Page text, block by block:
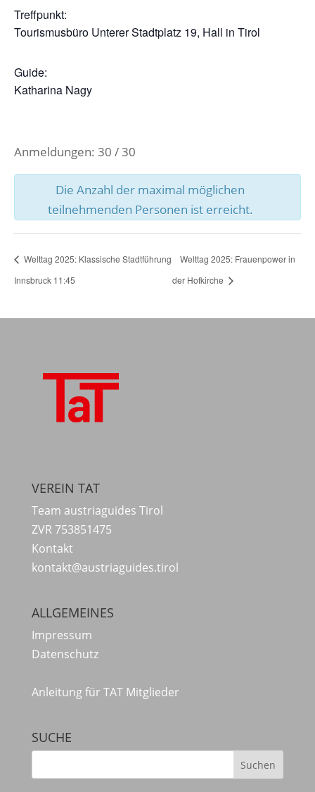
Treffpunkt:
Tourismusbüro Unterer Stadtplatz 19, Hall in Tirol
Guide:
Katharina Nagy
Anmeldungen: 30 / 30
Die Anzahl der maximal möglichen
teilnehmenden Personen ist erreicht.
Welttag 2025: Klassische Stadtführung
Innsbruck 11:45
Welttag 2025: Frauenpower in
der Hofkirche
VEREIN TAT
Team austriaguides Tirol
ZVR 753851475
Kontakt
kontakt@austriaguides.tirol
ALLGEMEINES
Impressum
Datenschutz
Anleitung für TAT Mitglieder
SUCHE